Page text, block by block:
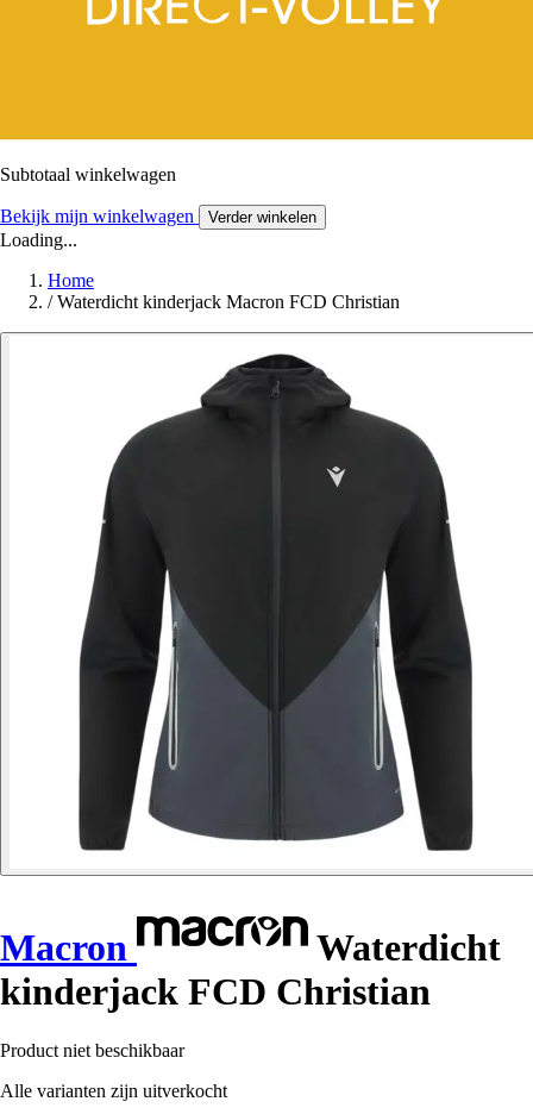
Subtotaal winkelwagen
Bekijk mijn winkelwagen Verder winkelen
Loading...
Home
/ Waterdicht kinderjack Macron FCD Christian
Macron
Waterdicht
kinderjack FCD Christian
Product niet beschikbaar
Alle varianten zijn uitverkocht